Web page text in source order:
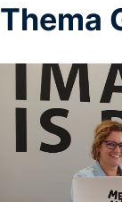
Thema